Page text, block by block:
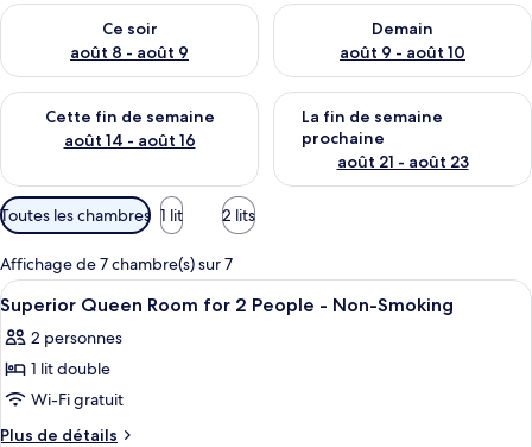
Ce soir
août 8 - août 9
Vérifier la disponibilité pour ce soir août 8 - août 9
Demain
août 9 - août 10
Vérifier la disponibilité pour
Cette fin de semaine
août 14 - août 16
Vérifier la disponibilité pour cette fin de semaine août 14 -
La fin de semaine
prochaine
août 21 - août 23
Vérifier la disponibilité pour
Filtres
disponibles
pour
les
chambres
Toutes les chambres 1 lit 2 lits
Affichage de 7 chambre(s) sur 7
Afficher
toutes
les
photos
pour
ce
Une chambre d’hôtel avec un
17
Superior Queen Room for 2 People - Non-Smoking
2 personnes
1 lit double
Wi-Fi gratuit
Plus de détails
Plus